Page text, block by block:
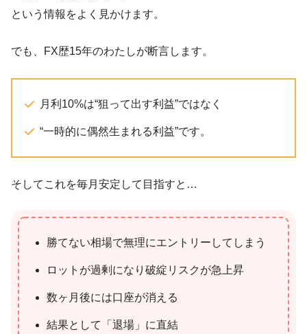
という情報をよく見かけます。
でも、FX歴15年のわたしが断言します。
月利10%は“狙って出す利益”ではなく
“一時的に偶然生まれる利益”です。
そしてこれを毎月安定して目指すと…
勝てない相場で無理にエントリーしてしまう
ロットが過剰になり破綻リスクが急上昇
数ヶ月後には口座が消える
結果として「退場」に直結